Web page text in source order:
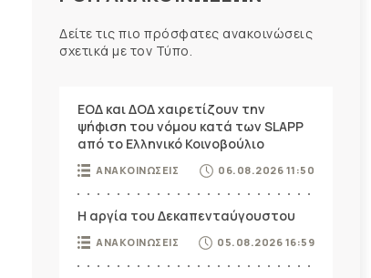
Δείτε τις πιο πρόσφατες ανακοινώσεις
σχετικά με τον Τύπο.
ΕΟΔ και ΔΟΔ χαιρετίζουν την
ψήφιση του νόμου κατά των SLAPP
από το Ελληνικό Κοινοβούλιο
ΑΝΑΚΟΙΝΩΣΕΙΣ 06.08.2026 11:50
Η αργία του Δεκαπενταύγουστου
ΑΝΑΚΟΙΝΩΣΕΙΣ 05.08.2026 16:59